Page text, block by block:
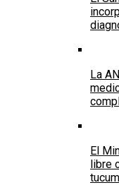
La
El
libre